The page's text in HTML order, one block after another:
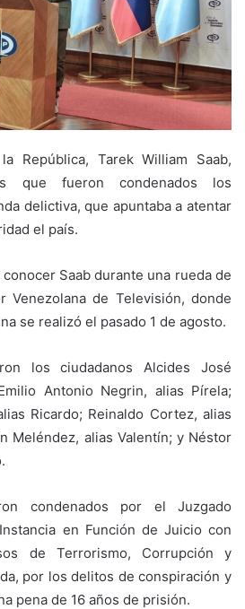
República, Tarek William Saab,
que fueron condenados los
delictiva, que apuntaba a atentar
el país.
Saab durante una rueda de
Venezolana de Televisión, donde
se realizó el pasado 1 de agosto.
los ciudadanos Alcides José
Antonio Negrin, alias Pírela;
Ricardo; Reinaldo Cortez, alias
Meléndez, alias Valentín; y Néstor
condenados por el Juzgado
en Función de Juicio con
de Terrorismo, Corrupción y
por los delitos de conspiración y
pena de 16 años de prisión.